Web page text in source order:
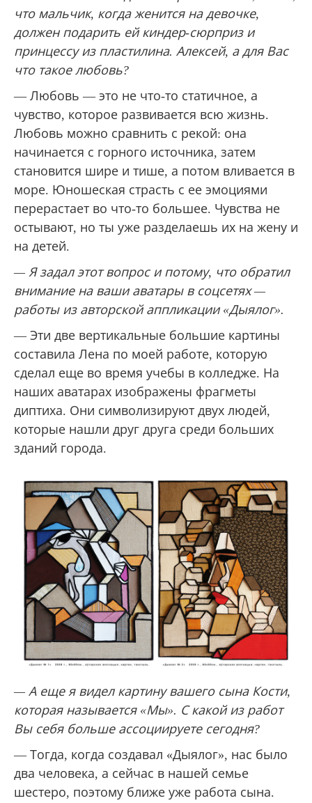
что мальчик, когда женится на девочке,
должен подарить ей киндер-сюрприз и
принцессу из пластилина. Алексей, а для Вас
что такое любовь?
— Любовь — это не что-то статичное, а
чувство, которое развивается всю жизнь.
Любовь можно сравнить с рекой: она
начинается с горного источника, затем
становится шире и тише, а потом вливается в
море. Юношеская страсть с ее эмоциями
перерастает во что-то большее. Чувства не
остывают, но ты уже разделаешь их на жену и
на детей.
— Я задал этот вопрос и потому, что обратил
внимание на ваши аватары в соцсетях —
работы из авторской аппликации «Дыялог».
— Эти две вертикальные большие картины
составила Лена по моей работе, которую
сделал еще во время учебы в колледже. На
наших аватарах изображены фрагметы
диптиха. Они символизируют двух людей,
которые нашли друг друга среди больших
зданий города.
— А еще я видел картину вашего сына Кости,
которая называется «Мы». С какой из работ
Вы себя больше ассоциируете сегодня?
— Тогда, когда создавал «Дыялог», нас было
два человека, а сейчас в нашей семье
шестеро, поэтому ближе уже работа сына.